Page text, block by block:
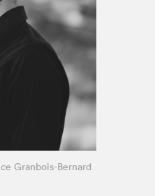
Granbois-Bernard